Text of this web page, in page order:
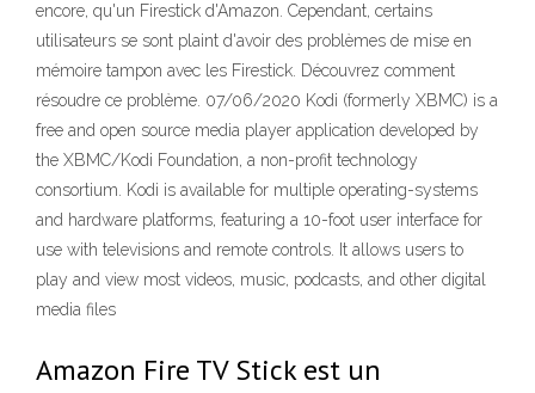
encore, qu'un Firestick d'Amazon. Cependant, certains
utilisateurs se sont plaint d'avoir des problèmes de mise en
mémoire tampon avec les Firestick. Découvrez comment
résoudre ce problème. 07/06/2020 Kodi (formerly XBMC) is a
free and open source media player application developed by
the XBMC/Kodi Foundation, a non-profit technology
consortium. Kodi is available for multiple operating-systems
and hardware platforms, featuring a 10-foot user interface for
use with televisions and remote controls. It allows users to
play and view most videos, music, podcasts, and other digital
media files
Amazon Fire TV Stick est un